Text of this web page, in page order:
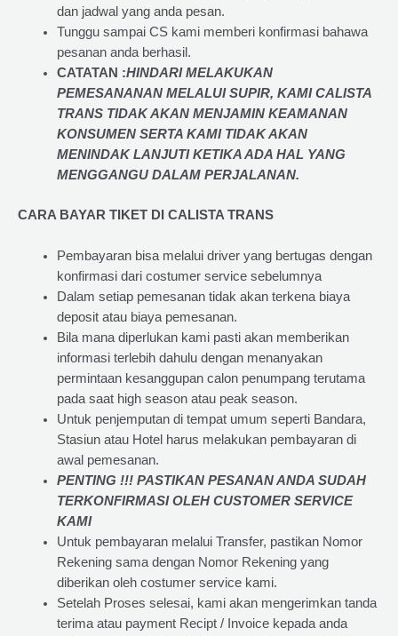
dan jadwal yang anda pesan.
Tunggu sampai CS kami memberi konfirmasi bahawa
pesanan anda berhasil.
CATATAN :HINDARI MELAKUKAN
PEMESANANAN MELALUI SUPIR, KAMICALISTA
TRANSTIDAK AKAN MENJAMINKEAMANAN
KONSUMEN SERTA KAMI TIDAK AKAN
MENINDAK LANJUTI KETIKA ADA HAL YANG
MENGGANGU DALAM PERJALANAN.
CARA BAYAR TIKET DI CALISTA TRANS
Pembayaran bisa melalui driver yang bertugas dengan
konfirmasi dari costumer service sebelumnya
Dalam setiap pemesanan tidak akan terkena biaya
deposit atau biaya pemesanan.
Bila mana diperlukan kami pasti akan memberikan
informasi terlebih dahulu dengan menanyakan
permintaan kesanggupan calon penumpang terutama
pada saat high season atau peak season.
Untuk penjemputan di tempat umum seperti Bandara,
Stasiun atau Hotel harus melakukan pembayaran di
awal pemesanan.
PENTING !!! PASTIKAN PESANAN ANDA SUDAH
TERKONFIRMASI OLEH CUSTOMER SERVICE
KAMI
Untuk pembayaran melalui Transfer, pastikan Nomor
Rekening sama dengan Nomor Rekening yang
diberikan oleh costumer service kami.
Setelah Proses selesai, kami akan mengerimkan tanda
terima atau payment Recipt / Invoice kepada anda